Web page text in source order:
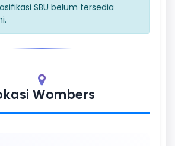
SBU belum tersedia
Wombers